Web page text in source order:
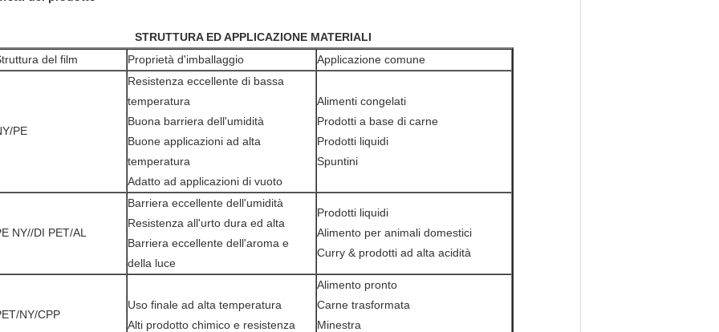
STRUTTURA ED APPLICAZIONE MATERIALI
del film
Proprietà d'imballaggio Applicazione comune
PE
Resistenza eccellente di bassa
temperatura
Buona barriera dell'umidità
Buone applicazioni ad alta
temperatura
Adatto ad applicazioni di vuoto
Alimenti congelati
Prodotti a base di carne
Prodotti liquidi
Spuntini
NY//DI PET/AL
Barriera eccellente dell'umidità
Resistenza all'urto dura ed alta
Barriera eccellente dell'aroma e
della luce
Prodotti liquidi
Alimento per animali domestici
Curry & prodotti ad alta acidità
NY/CPP
Uso finale ad alta temperatura
Alti prodotto chimico e resistenza
Alimento pronto
Carne trasformata
Minestra